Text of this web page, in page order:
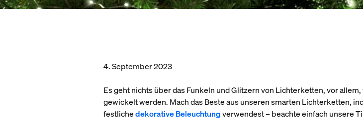
4. September 2023
Es geht nichts über das Funkeln und Glitzern von Lichterketten, vor
gewickelt werden. Mach das Beste aus unseren smarten Lichterketten,
festlichedekorative Beleuchtungverwendest – beachte einfach unsere